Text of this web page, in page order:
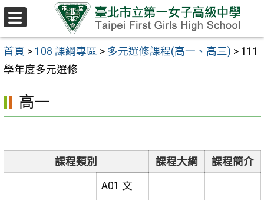
跳至主要內容區
首頁 > 108 課綱專區 > 多元選修課程(高一、高三) > 111
學年度多元選修
高一
課程類別 課程大綱 課程簡介
A01 文
選
單